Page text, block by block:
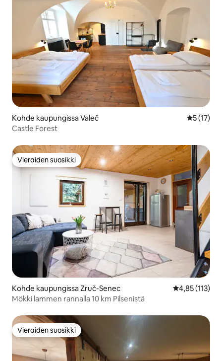
Kohde kaupungissa Valeč
5 (17)
Castle Forest
Vieraiden suosikki
Vieraiden suosikki
Kohde kaupungissa Zruč-Senec
4,85 (113)
Mökki lammen rannalla 10 km Pilsenistä
Vieraiden suosikki
Vieraiden suosikki